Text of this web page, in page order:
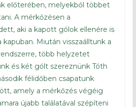
előterében, melyekből többet
A mérkőzésen a
aki a kapott gólok ellenére is
Miután visszaálltunk a
több helyzetet
és két gólt szereznünk Tóth
félidőben csapatunk
amely a mérkőzés végéig
újabb találatával szépíteni